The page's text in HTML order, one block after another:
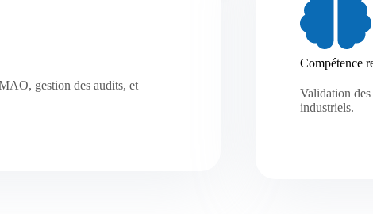
gestion des audits, et
Compétence
Validation
industriels.